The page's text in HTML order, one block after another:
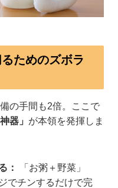
ためのズボラ
の手間も2倍。ここで
器」 が本領を発揮しま
：
「お粥＋野菜」
でチンするだけで完